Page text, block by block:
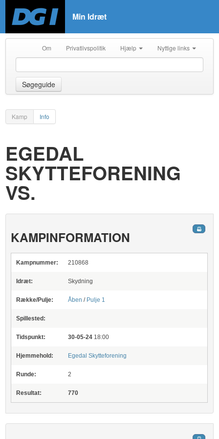
Min Idræt
Om Privatlivspolitik Hjælp Nyttige links
Søgeguide
Kamp Info
EGEDAL
SKYTTEFORENING
VS.
KAMPINFORMATION
Kampnummer: 210868
Idræt: Skydning
Række/Pulje: Åben / Pulje 1
Spillested:
Tidspunkt: 30-05-24 18:00
Hjemmehold: Egedal Skytteforening
Runde: 2
Resultat: 770